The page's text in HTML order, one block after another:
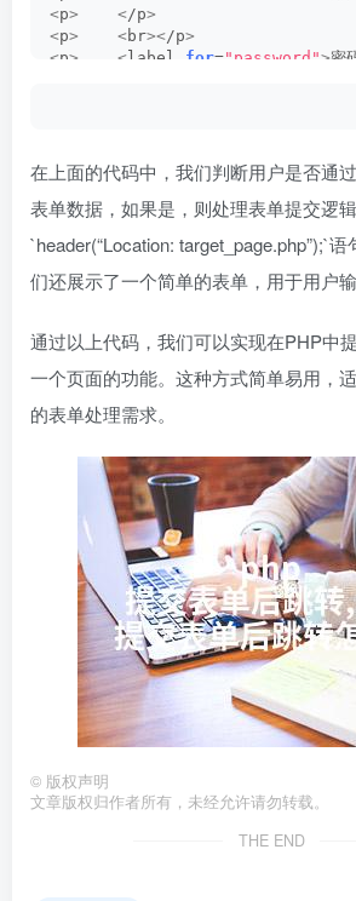
<p> </p>
<p> <br></p>
<p> <label for="password">密
在上面的代码中，我们判断用户是否通
表单数据，如果是，则处理表单提交逻
`header(“Location: target_page.php”);`
们还展示了一个简单的表单，用于用户输
通过以上代码，我们可以实现在PHP中
一个页面的功能。这种方式简单易用，
的表单处理需求。
© 版权声明
文章版权归作者所有，未经允许请勿转载。
THE END